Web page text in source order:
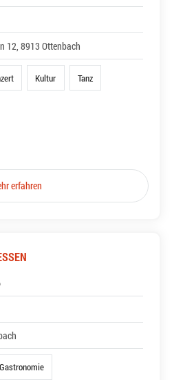
12, 8913 Ottenbach
Kultur Tanz
erfahren
Gastronomie